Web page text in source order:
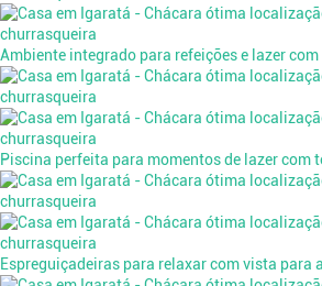
Ambiente integrado para refeições e lazer
Piscina perfeita para momentos de lazer com
Espreguiçadeiras para relaxar com vista para